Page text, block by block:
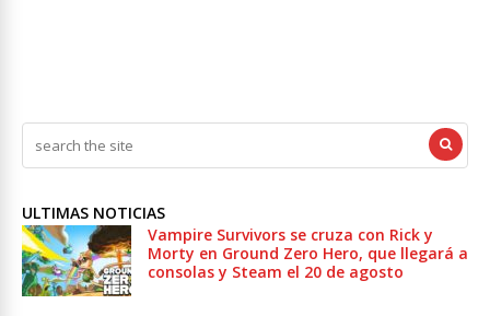
ULTIMAS NOTICIAS
Vampire Survivors se cruza con Rick y
Morty en Ground Zero Hero, que llegará a
consolas y Steam el 20 de agosto